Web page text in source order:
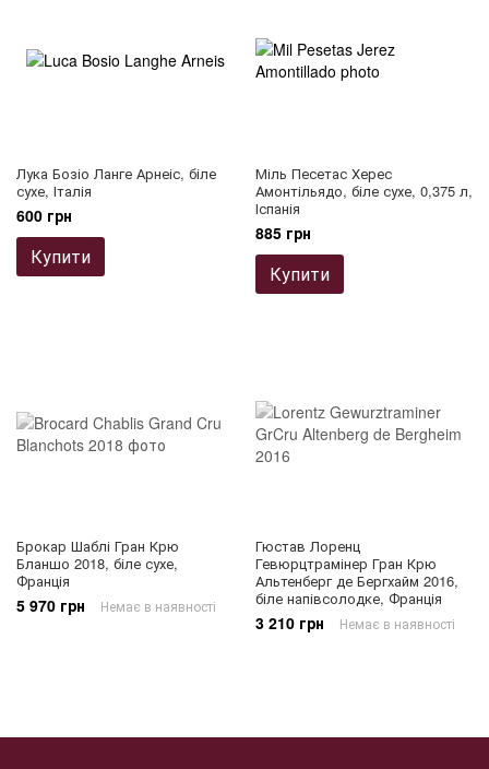
Лука Бозіо Ланге Арнеіс, біле
сухе, Італія
600 грн
Купити
Міль Песетас Херес
Амонтільядо, біле сухе, 0,375 л,
Іспанія
885 грн
Купити
Брокар Шаблі Гран Крю
Бланшо 2018, біле сухе,
Франція
5 970 грн Немає в наявності
Гюстав Лоренц
Гевюрцтрамінер Гран Крю
Альтенберг де Бергхайм 2016,
біле напівсолодке, Франція
3 210 грн Немає в наявності